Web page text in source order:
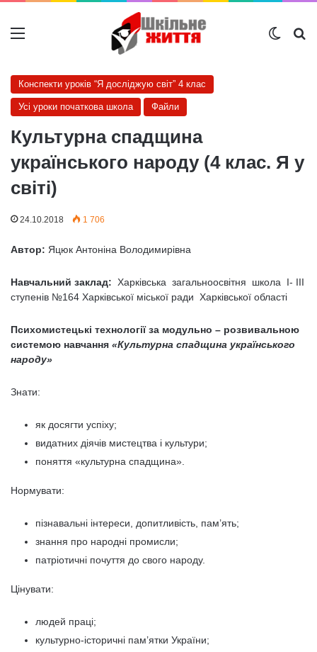
Меню
Конспекти уроків “Я досліджую світ” 4 клас
Усі уроки початкова школа Файли
Культурна спадщина
українського народу (4 клас. Я у
світі)
24.10.2018 1 706
Автор: Яцюк Антоніна Володимирівна
Навчальний заклад: Харківська загальноосвітня школа І- ІІІ
ступенів №164 Харківської міської ради Харківської області
Психомистецькі технології за модульно – розвивальною
системою навчання «Культурна спадщина українського
народу»
Знати:
як досягти успіху;
видатних діячів мистецтва і культури;
поняття «культурна спадщина».
Нормувати:
пізнавальні інтереси, допитливість, пам’ять;
знання про народні промисли;
патріотичні почуття до свого народу.
Цінувати:
людей праці;
культурно-історичні пам’ятки України;